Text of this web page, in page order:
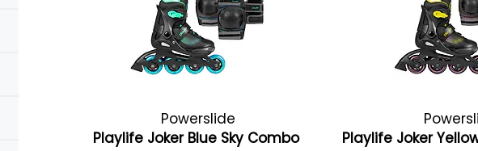
Powerslide
Playlife Joker Blue Sky Combo
Playlife Joker